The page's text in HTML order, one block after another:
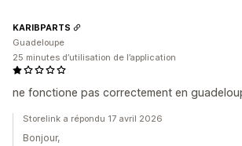
ne fonctione pas correctement en
KARIBPARTS
Guadeloupe
25 minutes d’utilisation de l’application
Storelink a répondu 17 avril 2026
Bonjour,